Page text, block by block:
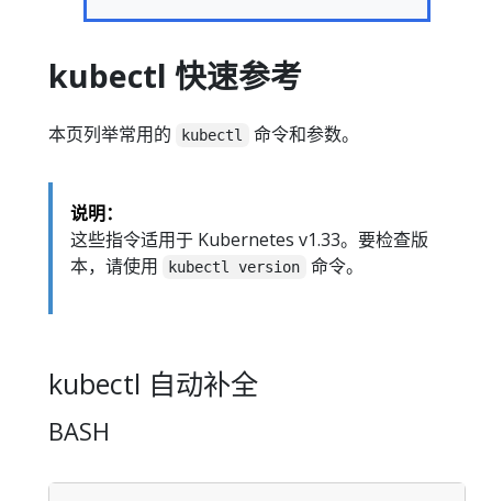
kubectl 快速参考
本页列举常用的 kubectl 命令和参数。
说明：
这些指令适用于 Kubernetes v1.33。要检查版
本，请使用
kubectl version 命令。
kubectl 自动补全
BASH